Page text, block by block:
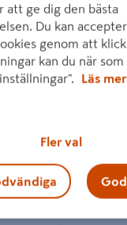
329 kr/
att ge dig den bästa
Du kan
genom att
kan du när
Läs
Fler val